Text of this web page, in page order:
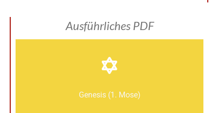
Ausführliches PDF
Genesis (1. Mose)